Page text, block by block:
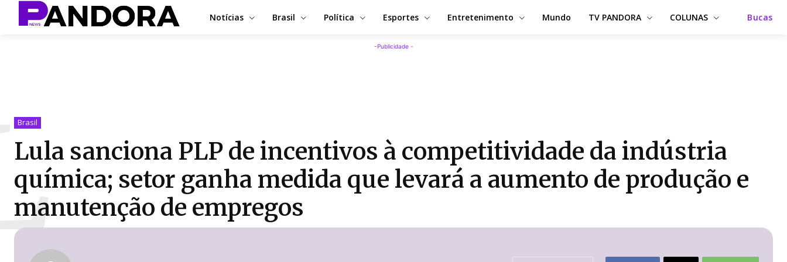
Notícias Brasil Política Esportes Entretenimento Mundo TV PANDORA COLUNAS Bucas
-Publicidade -
Brasil
Lula sanciona PLP de incentivos à competitividade da indústria
química; setor ganha medida que levará a aumento de produção e
manutenção de empregos